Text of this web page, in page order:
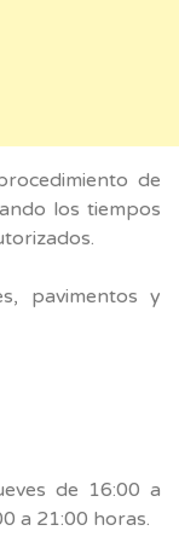
de
los tiempos
pavimentos y
de 16:00 a
a 21:00 horas.